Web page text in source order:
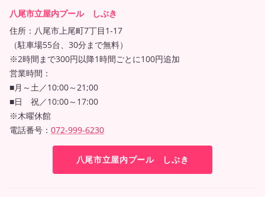
八尾市立屋内プール しぶき
住所：八尾市上尾町7丁目1-17
（駐車場55台、30分まで無料）
※2時間まで300円以降1時間ごとに100円追加
営業時間：
■月～土／10:00～21;00
■日 祝／10:00～17:00
※木曜休館
電話番号： 072-999-6230
八尾市立屋内プール しぶき